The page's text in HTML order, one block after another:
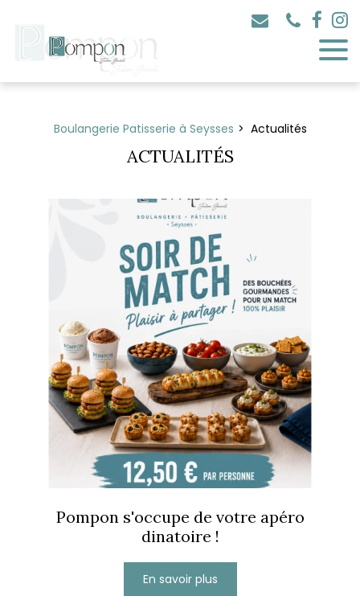
Boulangerie Patisserie à Seysses Actualités
ACTUALITÉS
Pompon s'occupe de votre apéro
dinatoire !
En savoir plus